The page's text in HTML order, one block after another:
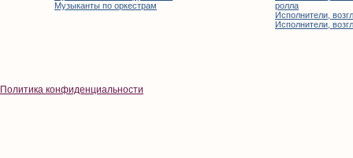
Музыканты по оркестрам
ролла
Исполнители,
Исполнители,
Политика конфиденциальности